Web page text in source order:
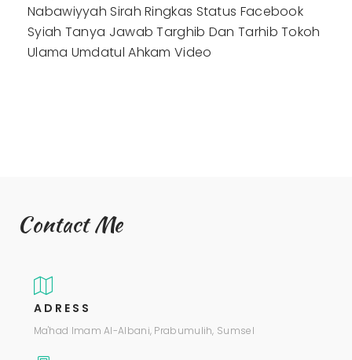
Nabawiyyah Sirah Ringkas Status Facebook
Syiah Tanya Jawab Targhib Dan Tarhib Tokoh
Ulama Umdatul Ahkam Video
Contact Me
ADRESS
Ma'had Imam Al-Albani, Prabumulih, Sumsel